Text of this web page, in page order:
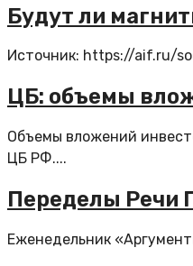
Будут ли
Источник: https://aif.ru/
ЦБ: объемы
Объемы вложений
ЦБ РФ....
Переделы Речи
Еженедельник